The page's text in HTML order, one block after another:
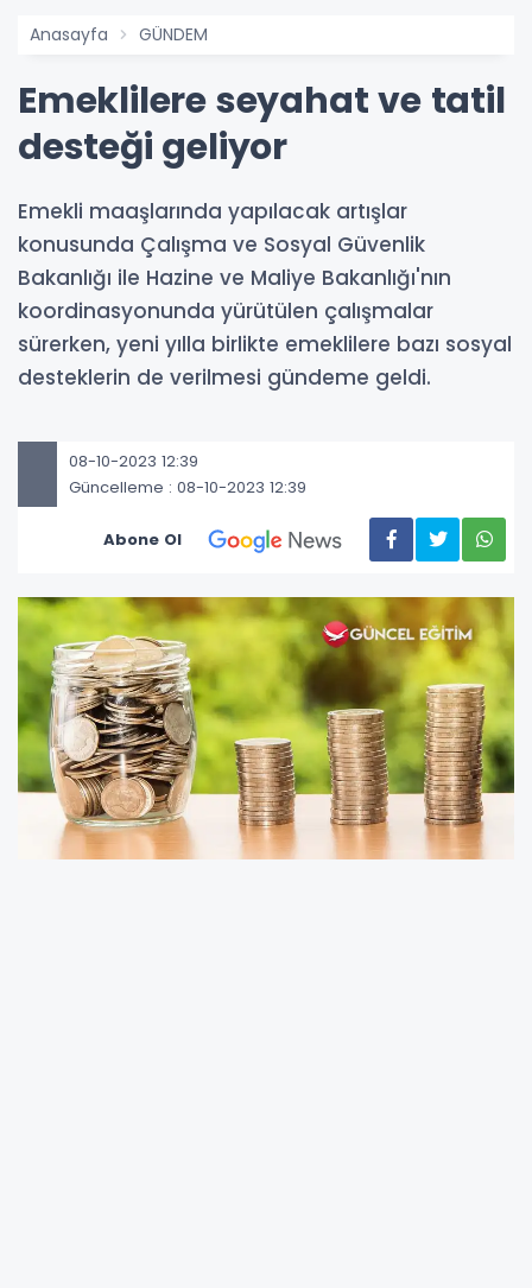
Anasayfa GÜNDEM
Emeklilere seyahat ve tatil
desteği geliyor
Emekli maaşlarında yapılacak artışlar
konusunda Çalışma ve Sosyal Güvenlik
Bakanlığı ile Hazine ve Maliye Bakanlığı'nın
koordinasyonunda yürütülen çalışmalar
sürerken, yeni yılla birlikte emeklilere bazı sosyal
desteklerin de verilmesi gündeme geldi.
08-10-2023 12:39
Güncelleme : 08-10-2023 12:39
Abone Ol